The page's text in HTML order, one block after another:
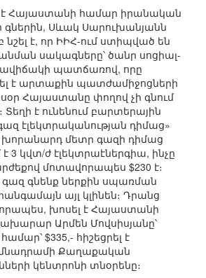
է Հայաստանի համար իրանական
Սևակ Սարուխանյանն
նշել է, որ ԻԻՀ-ում ստիպված են
սակագները՝ ծանր սոցիալ-
պատճառով, որը
է արտաքին պատժամիջոցների
Հայաստանը փողով չի գնում
է ունենում բարտերային
էլեկտրականության դիմաց»
խորանարդ մետր գազի դիմաց
3 կվտ/ժ էլեկտրաէներգիա, ինչը
մոտավորապես $230 է։
գազ գնենք ներքին սպառման
այլ կլինեն։ Դրանց
խոսել է Հայաստանի
Արմեն Մովսիսյանը՝
$335,- հիշեցրել է
Քաղաքական
կենտրոնի տնօրենը։